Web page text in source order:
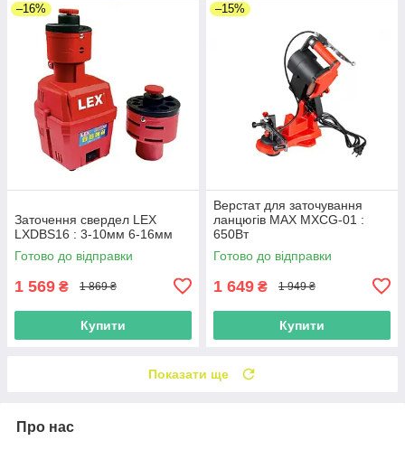
–16%
Заточення свердел LEX
LXDBS16 : 3-10мм 6-16мм
Готово до відправки
1 569 ₴ 1 869 ₴
Купити
–15%
Верстат для заточування
ланцюгів MAX MXCG-01 :
650Вт
Готово до відправки
1 649 ₴ 1 949 ₴
Купити
Показати ще
Про нас